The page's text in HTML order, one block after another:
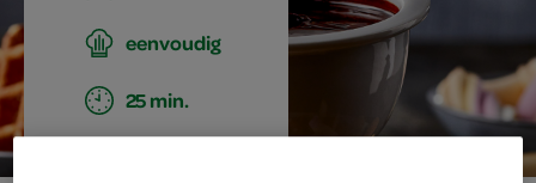
eenvoudig
25 min.